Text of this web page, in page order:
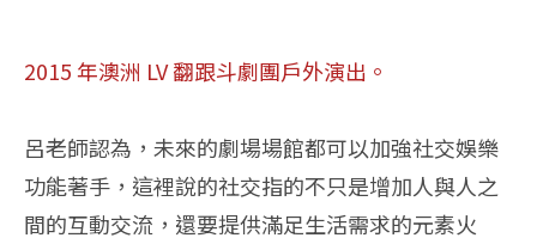
2015 年澳洲 LV 翻跟斗劇團戶外演出。
呂老師認為，未來的劇場場館都可以加強社交娛樂
功能著手，這裡說的社交指的不只是增加人與人之
間的互動交流，還要提供滿足生活需求的元素火